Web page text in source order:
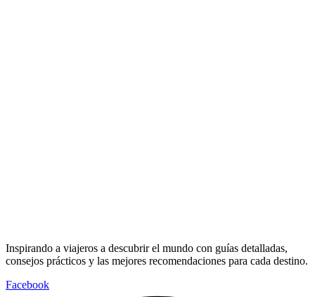
Inspirando a viajeros a descubrir el mundo con guías detalladas,
consejos prácticos y las mejores recomendaciones para cada destino.
Facebook